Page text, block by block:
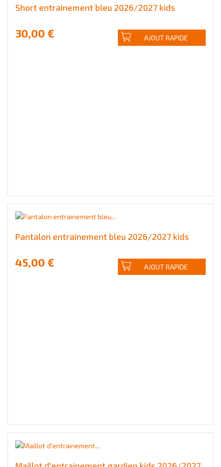
Short entrainement bleu 2026/2027 kids
30,00 € AJOUT RAPIDE
Pantalon entrainement bleu 2026/2027 kids
45,00 € AJOUT RAPIDE